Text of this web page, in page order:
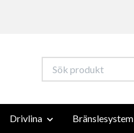
Drivlina Bränslesystem